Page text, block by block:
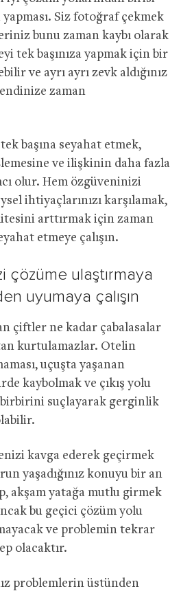
Siz fotoğraf çekmek
bunu zaman kaybı olarak
tek başınıza yapmak için bir
ve ayrı ayrı zevk aldığınız
zaman
başına seyahat etmek,
ve ilişkinin daha fazla
olur. Hem özgüveninizi
ihtiyaçlarınızı karşılamak,
arttırmak için zaman
etmeye çalışın.
çözüme ulaştırmaya
uyumaya çalışın
çiftler ne kadar çabalasalar
kurtulamazlar. Otelin
uçuşta yaşanan
kaybolmak ve çıkış yolu
suçlayarak gerginlik
kavga ederek geçirmek
yaşadığınız konuyu bir an
akşam yatağa mutlu girmek
bu geçici çözüm yolu
ve problemin tekrar
olacaktır.
problemlerin üstünden